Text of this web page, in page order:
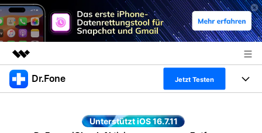
Top-Produkte
Überblick
Dr.Fone Jetzt Testen
Unterstützt iOS 16.7.11